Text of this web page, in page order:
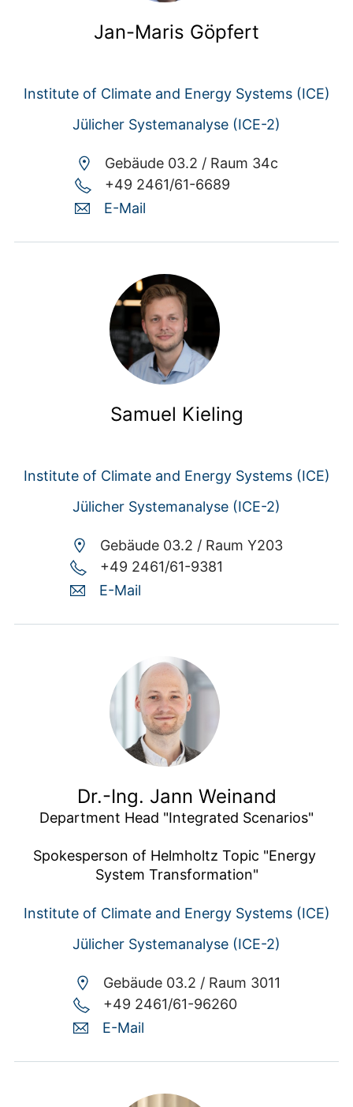
Jan-Maris Göpfert
Institute of Climate and Energy Systems (ICE)
Jülicher Systemanalyse (ICE-2)
Gebäude 03.2 / Raum 34c
+49 2461/61-6689
E-Mail
Samuel Kieling
Institute of Climate and Energy Systems (ICE)
Jülicher Systemanalyse (ICE-2)
Gebäude 03.2 / Raum Y203
+49 2461/61-9381
E-Mail
Dr.-Ing. Jann Weinand
Department Head "Integrated Scenarios"
Spokesperson of Helmholtz Topic "Energy
System Transformation"
Institute of Climate and Energy Systems (ICE)
Jülicher Systemanalyse (ICE-2)
Gebäude 03.2 / Raum 3011
+49 2461/61-96260
E-Mail